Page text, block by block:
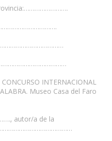
INTERNACIONAL
Museo Casa del Faro
autor/a de la